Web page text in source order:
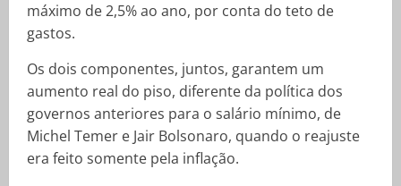
máximo de 2,5% ao ano, por conta do teto de
gastos.
Os dois componentes, juntos, garantem um
aumento real do piso, diferente da política dos
governos anteriores para o salário mínimo, de
Michel Temer e Jair Bolsonaro, quando o reajuste
era feito somente pela inflação.